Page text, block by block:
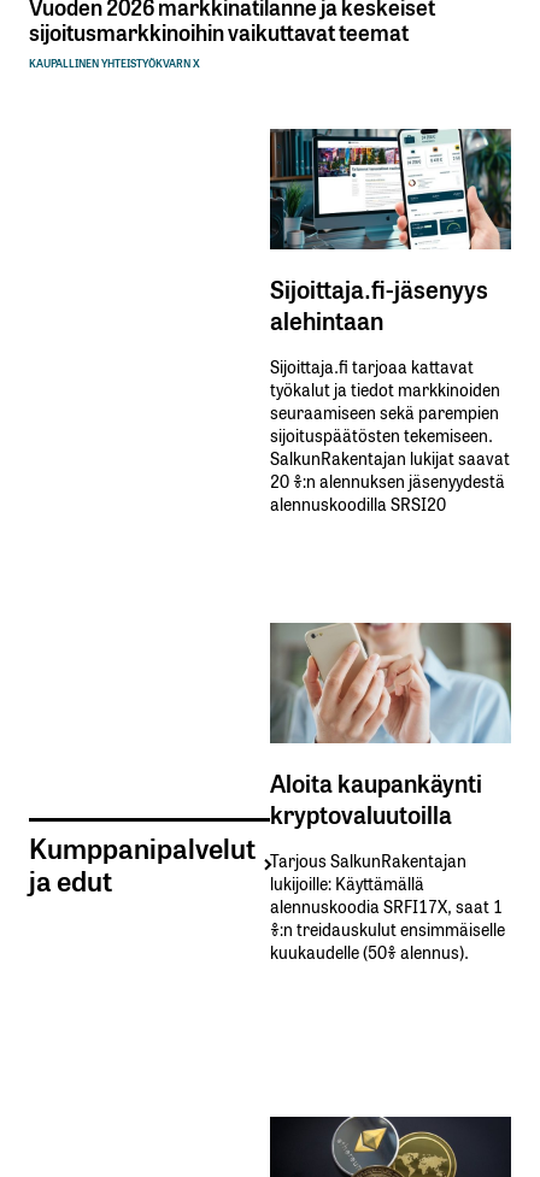
sijoitusmarkkinoihin vaikuttavat teemat
KAUPALLINEN YHTEISTYÖKVARN X
Kumppanipalvelut
ja edut
Sijoittaja.fi-jäsenyys
alehintaan
Sijoittaja.fi tarjoaa kattavat
työkalut ja tiedot markkinoiden
seuraamiseen sekä parempien
sijoituspäätösten tekemiseen.
SalkunRakentajan lukijat saavat
20 %:n alennuksen jäsenyydestä
alennuskoodilla SRSI20
Aloita kaupankäynti
kryptovaluutoilla
Tarjous SalkunRakentajan
lukijoille: Käyttämällä​ ​
alennuskoodia​ ​SRFI17X,​ ​saat​ ​1
%:n treidauskulut​ ​ensimmäiselle​ ​
kuukaudelle​ ​(50%​ ​alennus).